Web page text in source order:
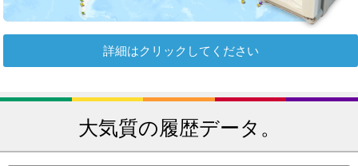
詳細はクリックしてください
大気質の履歴データ。